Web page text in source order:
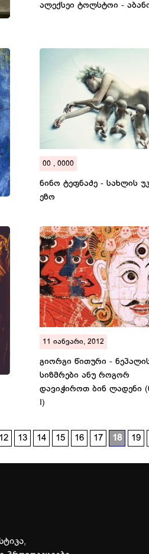
ალექსეი ტოლსტოი -
00 , 0000
ნინო ტეფნაძე - სახლის
ეზო
11 იანვარი, 2012
გიორგი წითური -
სიზმრები ანუ როგორ
დავიჭიროთ ბინ ლადენი
I)
12 13 14 15 16 17 18 19